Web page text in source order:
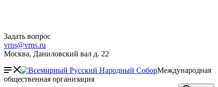
Задать вопрос
vrns@vrns.ru
Москва, Даниловский вал д. 22
Международная
общественная организация